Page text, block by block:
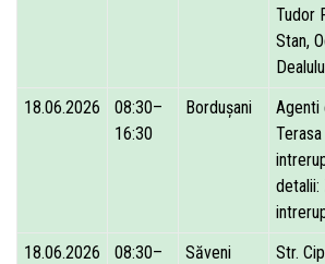
Tudor
Stan,
18.06.2026
08:30–
16:30
Bordușani
Agenti
detalii:
18.06.2026
08:30–
Săveni
Str.